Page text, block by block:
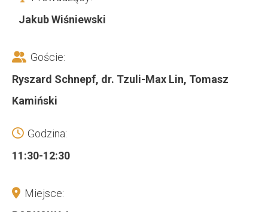
Jakub Wiśniewski
Goście:
Ryszard Schnepf, dr. Tzuli-Max Lin, Tomasz
Kamiński
Godzina:
11:30-12:30
Miejsce: